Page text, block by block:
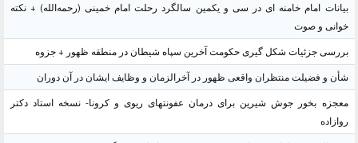
بیانات امام خامنه ای در سی و یکمین سالگرد رحلت امام خمینی (رحمه‌الله) + نکته
خوانی و صوت
بررسی جزئیات شکل گیری حکومت آخرین سپاه شیطان در منطقه ظهور + جزوه
شأن و فضیلت منتظران واقعی ظهور در آخرالزمان و وظایف ایشان در آن دوران
معجزه بخور جوش شیرین برای درمان عفونتهای ریوی و کرونا- نسخه استاد دکتر
روازاده